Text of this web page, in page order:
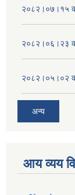
२०८२।०७।१५ को
२०८२।०६।२३ को
२०८२।०५।०२ को
अन्य
आय व्यय